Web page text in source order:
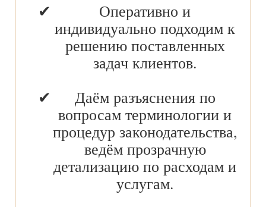
Оперативно и
индивидуально подходим к
решению поставленных
задач клиентов.
Даём разъяснения по
вопросам терминологии и
процедур законодательства,
ведём прозрачную
детализацию по расходам и
услугам.